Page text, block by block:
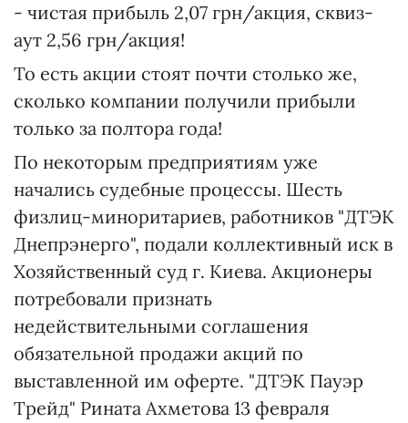
- чистая прибыль 2,07 грн/акция, сквиз-
аут 2,56 грн/акция!
То есть акции стоят почти столько же,
сколько компании получили прибыли
только за полтора года!
По некоторым предприятиям уже
начались судебные процессы. Шесть
физлиц-миноритариев, работников "ДТЭК
Днепрэнерго", подали коллективный иск в
Хозяйственный суд г. Киева. Акционеры
потребовали признать
недействительными соглашения
обязательной продажи акций по
выставленной им оферте. "ДТЭК Пауэр
Трейд" Рината Ахметова 13 февраля